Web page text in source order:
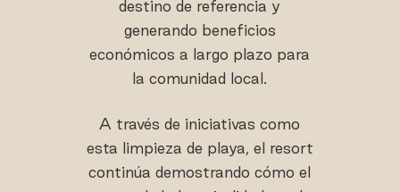
destino de referencia y
generando beneficios
económicos a largo plazo para
la comunidad local.
A través de iniciativas como
esta limpieza de playa, el resort
continúa demostrando cómo el